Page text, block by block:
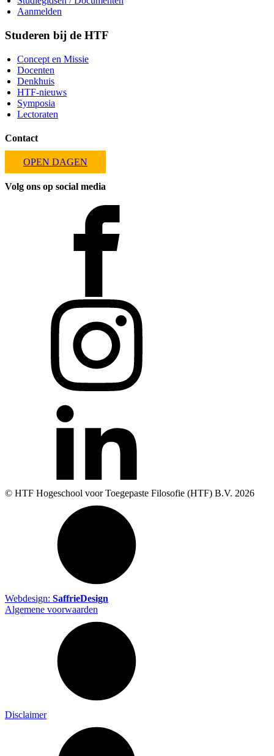
Aanmelden
Studeren bij de HTF
Concept en Missie
Docenten
Denkhuis
HTF-nieuws
Symposia
Lectoraten
Contact
OPEN DAGEN
Volg ons op social media
© HTF Hogeschool voor Toegepaste Filosofie (HTF) B.V. 2026
Webdesign: SaffrieDesign
Algemene voorwaarden
Disclaimer